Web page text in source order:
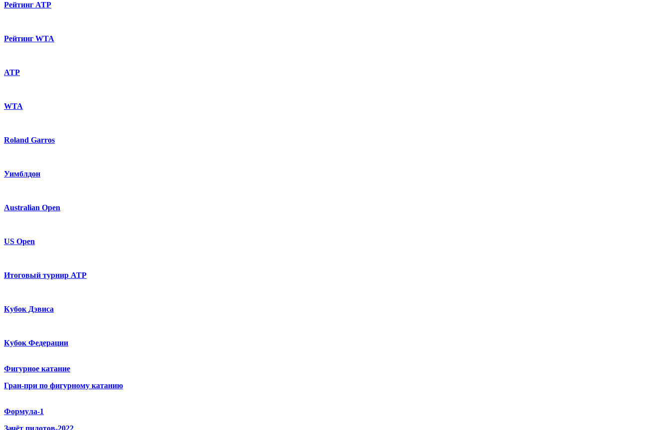
Рейтинг ATP
Рейтинг WTA
ATP
WTA
Roland Garros
Уимблдон
Australian Open
US Open
Итоговый турнир ATP
Кубок Дэвиса
Кубок Федерации
Фигурное катание
Гран-при по фигурному катанию
Формула-1
Зачёт пилотов-2022